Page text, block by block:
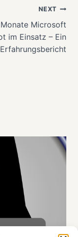
NEXT
Microsoft
im Einsatz – Ein
Erfahrungsbericht